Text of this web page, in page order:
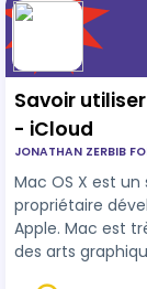
Savoir
- iCloud
JONATHAN ZERBIB
Mac OS X est
propriétaire
Apple. Mac est
des arts